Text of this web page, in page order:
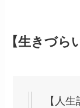
【生きづら
【人